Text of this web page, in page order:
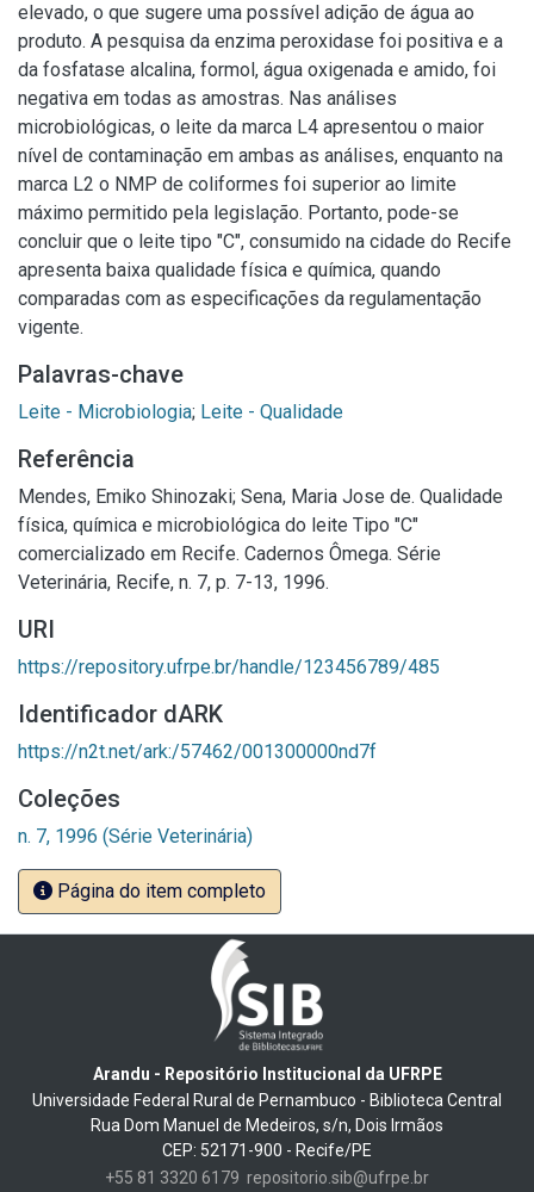
elevado, o que sugere uma possível adição de água ao
produto. A pesquisa da enzima peroxidase foi positiva e a
da fosfatase alcalina, formol, água oxigenada e amido, foi
negativa em todas as amostras. Nas análises
microbiológicas, o leite da marca L4 apresentou o maior
nível de contaminação em ambas as análises, enquanto na
marca L2 o NMP de coliformes foi superior ao limite
máximo permitido pela legislação. Portanto, pode-se
concluir que o leite tipo "C", consumido na cidade do Recife
apresenta baixa qualidade física e química, quando
comparadas com as especificações da regulamentação
vigente.
Palavras-chave
Leite - Microbiologia; Leite - Qualidade
Referência
Mendes, Emiko Shinozaki; Sena, Maria Jose de. Qualidade
física, química e microbiológica do leite Tipo "C"
comercializado em Recife. Cadernos Ômega. Série
Veterinária, Recife, n. 7, p. 7-13, 1996.
URI
https://repository.ufrpe.br/handle/123456789/485
Identificador dARK
https://n2t.net/ark:/57462/001300000nd7f
Coleções
n. 7, 1996 (Série Veterinária)
Página do item completo
Arandu - Repositório Institucional da UFRPE
Universidade Federal Rural de Pernambuco - Biblioteca Central
Rua Dom Manuel de Medeiros, s/n, Dois Irmãos
CEP: 52171-900 - Recife/PE
+55 81 3320 6179 repositorio.sib@ufrpe.br